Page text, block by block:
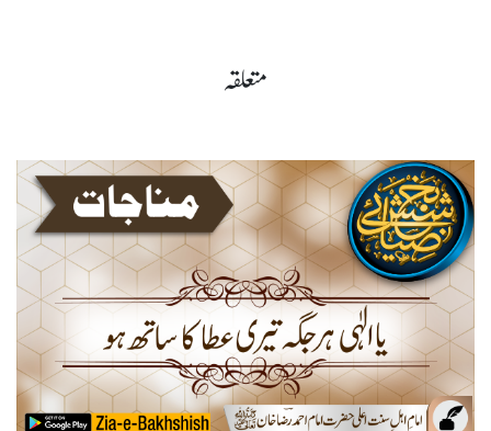
متعلقہ